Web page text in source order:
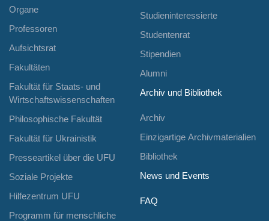
Organe
Professoren
Aufsichtsrat
Fakultäten
Fakultät für Staats- und
Wirtschaftswissenschaften
Philosophische Fakultät
Fakultät für Ukrainistik
Presseartikel über die UFU
Soziale Projekte
Hilfezentrum UFU
Programm für menschliche
Studieninteressierte
Studentenrat
Stipendien
Alumni
Archiv und Bibliothek
Archiv
Einzigartige Archivmaterialien
Bibliothek
News und Events
FAQ